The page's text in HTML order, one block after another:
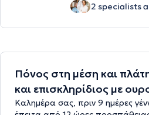
2 specialists
Πόνος στη μέση και
και επισκληρίδιος με
Καλημέρα σας, πριν 9 ημέρες